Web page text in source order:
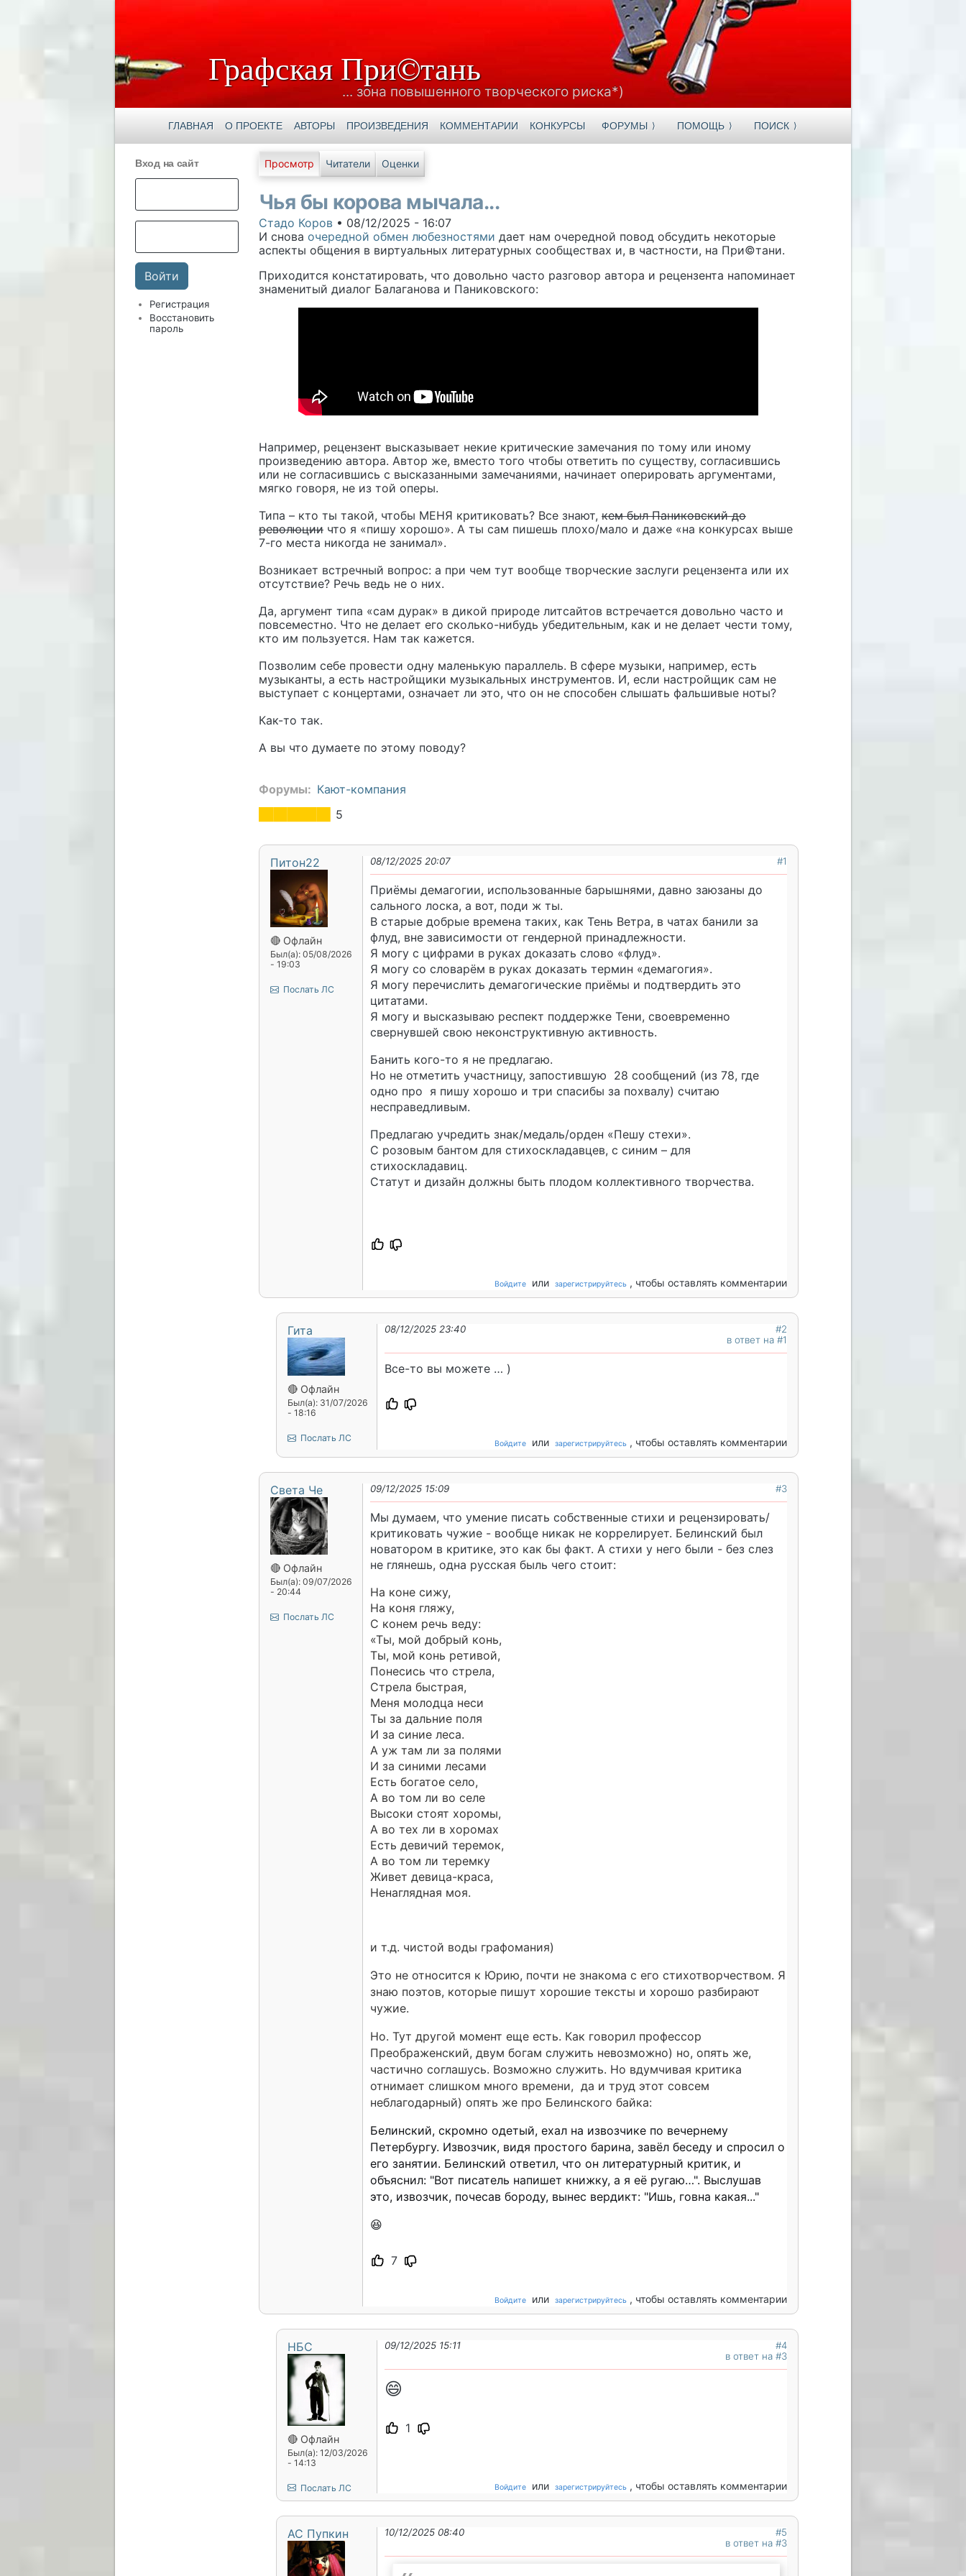
Графская При©тань
... зона повышенного творческого риска*)
ГЛАВНАЯ О ПРОЕКТЕ АВТОРЫ ПРОИЗВЕДЕНИЯ КОММЕНТАРИИ КОНКУРСЫ ФОРУМЫ ПОМОЩЬ ПОИСК
Вход на сайт
Регистрация
Восстановить
пароль
Главные вкладки
Просмотр Читатели Оценки
Чья бы корова мычала...
Стадо Коров • 08/12/2025 - 16:07
И снова очередной обмен любезностями дает нам очередной повод обсудить некоторые
аспекты общения в виртуальных литературных сообществах и, в частности, на При©тани.
Приходится констатировать, что довольно часто разговор автора и рецензента напоминает
знаменитый диалог Балаганова и Паниковского:
Например, рецензент высказывает некие критические замечания по тому или иному
произведению автора. Автор же, вместо того чтобы ответить по существу, согласившись
или не согласившись с высказанными замечаниями, начинает оперировать аргументами,
мягко говоря, не из той оперы.
Типа – кто ты такой, чтобы МЕНЯ критиковать? Все знают, кем был Паниковский до
революции что я «пишу хорошо». А ты сам пишешь плохо/мало и даже «на конкурсах выше
7-го места никогда не занимал».
Возникает встречный вопрос: а при чем тут вообще творческие заслуги рецензента или их
отсутствие? Речь ведь не о них.
Да, аргумент типа «сам дурак» в дикой природе литсайтов встречается довольно часто и
повсеместно. Что не делает его сколько-нибудь убедительным, как и не делает чести тому,
кто им пользуется. Нам так кажется.
Позволим себе провести одну маленькую параллель. В сфере музыки, например, есть
музыканты, а есть настройщики музыкальных инструментов. И, если настройщик сам не
выступает с концертами, означает ли это, что он не способен слышать фальшивые ноты?
Как-то так.
А вы что думаете по этому поводу?
Форумы Кают-компания
5
Питон22
🔴 Офлайн
Был(а): 05/08/2026
- 19:03
Послать ЛС
08/12/2025 20:07 #1
Приёмы демагогии, использованные барышнями, давно заюзаны до
сального лоска, а вот, поди ж ты.
В старые добрые времена таких, как Тень Ветра, в чатах банили за
флуд, вне зависимости от гендерной принадлежности.
Я могу с цифрами в руках доказать слово «флуд».
Я могу со словарём в руках доказать термин «демагогия».
Я могу перечислить демагогические приёмы и подтвердить это
цитатами.
Я могу и высказываю респект поддержке Тени, своевременно
свернувшей свою неконструктивную активность.
Банить кого-то я не предлагаю.
Но не отметить участницу, запостившую 28 сообщений (из 78, где
одно про я пишу хорошо и три спасибы за похвалу) считаю
несправедливым.
Предлагаю учредить знак/медаль/орден «Пешу стехи».
С розовым бантом для стихоскладавцев, с синим – для
стихоскладавиц.
Статут и дизайн должны быть плодом коллективного творчества.
Войдите или зарегистрируйтесь , чтобы оставлять комментарии
Гита
🔴 Офлайн
Был(а): 31/07/2026
- 18:16
Послать ЛС
08/12/2025 23:40
#2
в ответ на #1
Все-то вы можете … )
Войдите или зарегистрируйтесь , чтобы оставлять комментарии
Света Че
🔴 Офлайн
Был(а): 09/07/2026
- 20:44
Послать ЛС
09/12/2025 15:09 #3
Мы думаем, что умение писать собственные стихи и рецензировать/
критиковать чужие - вообще никак не коррелирует. Белинский был
новатором в критике, это как бы факт. А стихи у него были - без слез
не глянешь, одна русская быль чего стоит:
На коне сижу,
На коня гляжу,
С конем речь веду:
«Ты, мой добрый конь,
Ты, мой конь ретивой,
Понесись что стрела,
Стрела быстрая,
Меня молодца неси
Ты за дальние поля
И за синие леса.
А уж там ли за полями
И за синими лесами
Есть богатое село,
А во том ли во селе
Высоки стоят хоромы,
А во тех ли в хоромах
Есть девичий теремок,
А во том ли теремку
Живет девица-краса,
Ненаглядная моя.
и т.д. чистой воды графомания)
Это не относится к Юрию, почти не знакома с его стихотворчеством. Я
знаю поэтов, которые пишут хорошие тексты и хорошо разбирают
чужие.
Но. Тут другой момент еще есть. Как говорил профессор
Преображенский, двум богам служить невозможно) но, опять же,
частично соглашусь. Возможно служить. Но вдумчивая критика
отнимает слишком много времени, да и труд этот совсем
неблагодарный) опять же про Белинского байка:
Белинский, скромно одетый, ехал на извозчике по вечернему
Петербургу. Извозчик, видя простого барина, завёл беседу и спросил о
его занятии. Белинский ответил, что он литературный критик, и
объяснил: "Вот писатель напишет книжку, а я её ругаю…". Выслушав
это, извозчик, почесав бороду, вынес вердикт: "Ишь, говна какая..."
😆
7
Войдите или зарегистрируйтесь , чтобы оставлять комментарии
НБС
🔴 Офлайн
Был(а): 12/03/2026
- 14:13
Послать ЛС
09/12/2025 15:11
#4
в ответ на #3
😄
1
Войдите или зарегистрируйтесь , чтобы оставлять комментарии
АС Пупкин 10/12/2025 08:40
#5
в ответ на #3